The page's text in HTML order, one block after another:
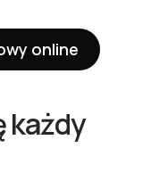
online
każdy